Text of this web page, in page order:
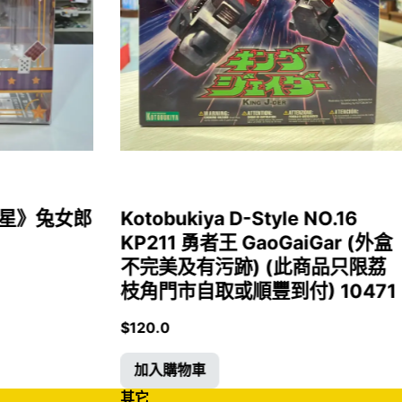
》兔女郎
Kotobukiya D-Style NO.16
KP211 勇者王 GaoGaiGar (外盒
不完美及有污跡) (此商品只限荔
枝角門市自取或順豐到付) 10471
$120.0
加入購物車
其它